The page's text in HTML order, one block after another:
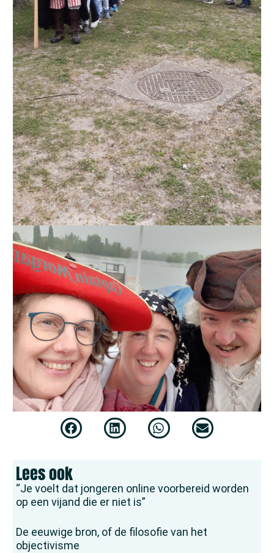
Lees ook
“Je voelt dat jongeren online voorbereid worden
op een vijand die er niet is”
De eeuwige bron, of de filosofie van het
objectivisme